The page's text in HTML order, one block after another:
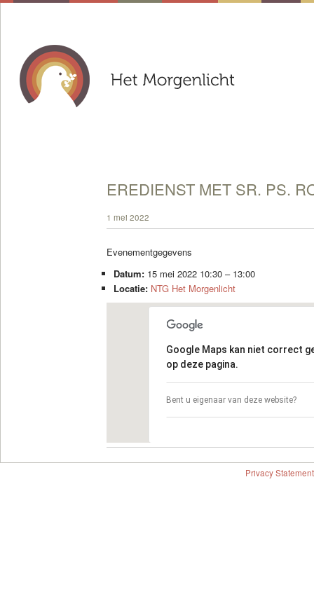
EREDIENST MET SR. PS.
1 mei 2022
Evenementgegevens
Datum: 15 mei 2022 10:30– 13:00
Locatie: NTG Het Morgenlicht
Google Maps kan niet correct
op deze pagina.
Bent u eigenaar van deze website?
Privacy Statement